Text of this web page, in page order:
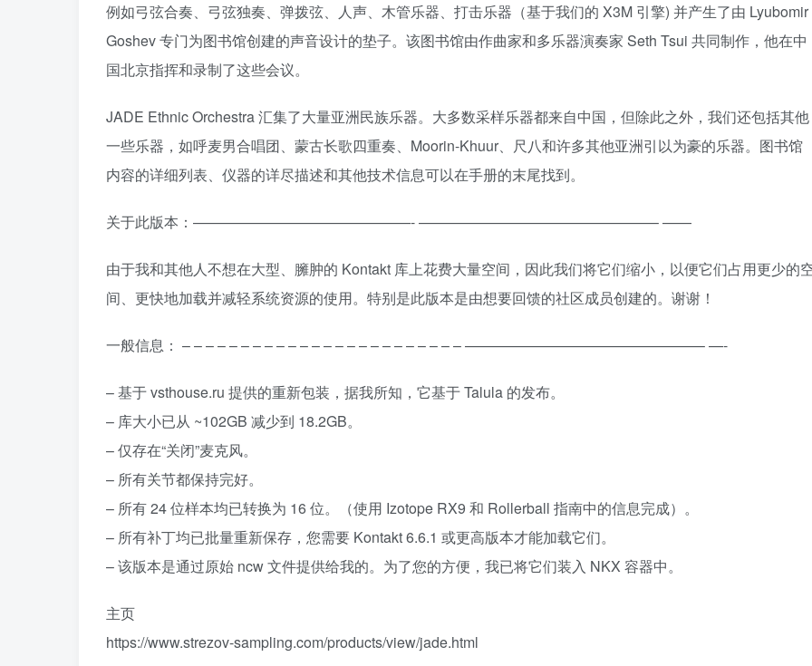
例如弓弦合奏、弓弦独奏、弹拨弦、人声、木管乐器、打击乐器（基于我们的 X3M 引擎) 并产生了由 Lyubomir
Goshev 专门为图书馆创建的声音设计的垫子。该图书馆由作曲家和多乐器演奏家 Seth Tsui 共同制作，他在中
国北京指挥和录制了这些会议。
JADE Ethnic Orchestra 汇集了大量亚洲民族乐器。大多数采样乐器都来自中国，但除此之外，我们还包括其他
一些乐器，如呼麦男合唱团、蒙古长歌四重奏、Moorin-Khuur、尺八和许多其他亚洲引以为豪的乐器。图书馆
内容的详细列表、仪器的详尽描述和其他技术信息可以在手册的末尾找到。
关于此版本：———————————————- ————————————————– ——
由于我和其他人不想在大型、臃肿的 Kontakt 库上花费大量空间，因此我们将它们缩小，以便它们占用更少的
间、更快地加载并减轻系统资源的使用。特别是此版本是由想要回馈的社区成员创建的。谢谢！
一般信息： – – – – – – – – – – – – – – – – – – – – – – – – ————————————————– —-
– 基于 vsthouse.ru 提供的重新包装，据我所知，它基于 Talula 的发布。
– 库大小已从 ~102GB 减少到 18.2GB。
– 仅存在“关闭”麦克风。
– 所有关节都保持完好。
– 所有 24 位样本均已转换为 16 位。（使用 Izotope RX9 和 Rollerball 指南中的信息完成）。
– 所有补丁均已批量重新保存，您需要 Kontakt 6.6.1 或更高版本才能加载它们。
– 该版本是通过原始 ncw 文件提供给我的。为了您的方便，我已将它们装入 NKX 容器中。
主页
https://www.strezov-sampling.com/products/view/jade.html